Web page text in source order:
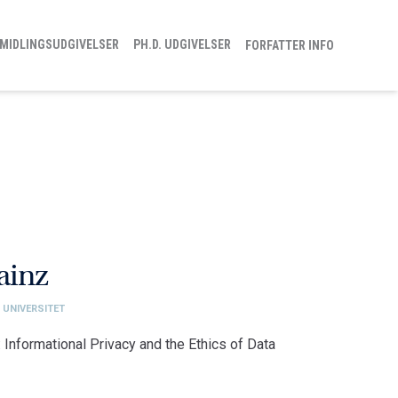
PH.D. UDGIVELSER FORFATTER INFO
Privacy and the Ethics of Data